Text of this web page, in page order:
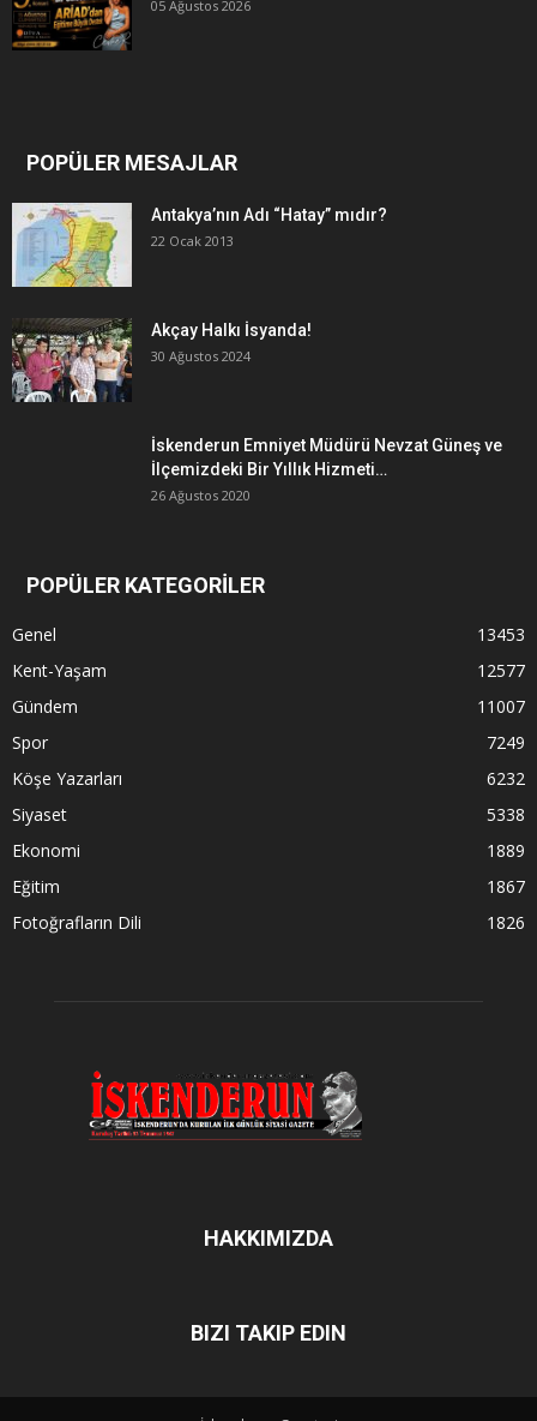
05 Ağustos 2026
POPÜLER MESAJLAR
Antakya’nın Adı “Hatay” mıdır?
22 Ocak 2013
Akçay Halkı İsyanda!
30 Ağustos 2024
İskenderun Emniyet Müdürü Nevzat Güneş ve
İlçemizdeki Bir Yıllık Hizmeti…
26 Ağustos 2020
POPÜLER KATEGORİLER
Genel
13453
Kent-Yaşam
12577
Gündem
11007
Spor
7249
Köşe Yazarları
6232
Siyaset
5338
Ekonomi
1889
Eğitim
1867
Fotoğrafların Dili
1826
HAKKIMIZDA
BIZI TAKIP EDIN